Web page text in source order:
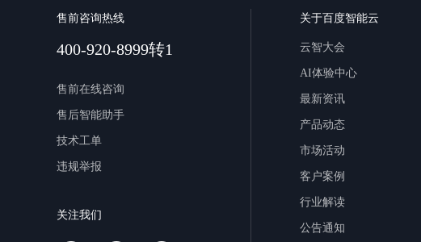
售前咨询热线
400-920-8999转1
售前在线咨询
售后智能助手
技术工单
违规举报
关于百度智能云
云智大会
AI体验中心
最新资讯
产品动态
市场活动
客户案例
行业解读
公告通知
关注我们